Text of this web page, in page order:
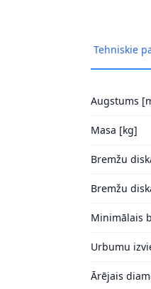
Tehniskie
Augstums
Masa [kg]
Bremžu
Bremžu
Minimālais
Urbumu
Ārējais